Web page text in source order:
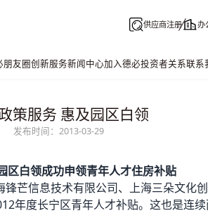
供应商注册 办
朋友圈创新服务新闻中心加入德必投资者关系联系
策服务 惠及园区白领
发布时间：2013-03-29
区白领成功申领青年人才住房补贴
芒信息技术有限公司、上海三朵文化
年度长宁区青年人才补贴。这也是连续